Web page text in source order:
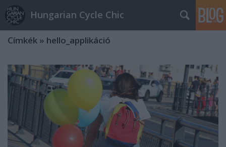
Hungarian Cycle Chic
Címkék » hello_applikáció